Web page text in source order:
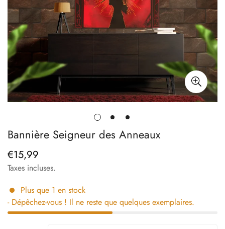
Bannière Seigneur des Anneaux
Prix
régulier
€15,99
Taxes incluses.
Plus que 1 en stock
- Dépêchez-vous ! Il ne reste que quelques exemplaires.